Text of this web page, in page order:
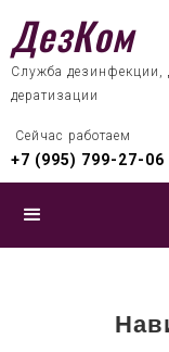
ДезКом
Служба дезинфекции,
дератизации
Сейчас работаем
+7 (995) 799-27-06